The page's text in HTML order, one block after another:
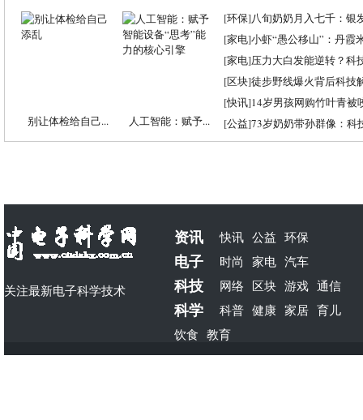
别让体检给自己... 人工智能：赋予...
[环保]八旬奶奶月入七千：银
[家电]小虾“愚公移山”：丹霞
[家电]压力大白发能逆转？科
[区块]徒步野线爆火背后科技
[快讯]14岁男孩网购竹叶青被
[公益]73岁奶奶带孙群像：科
关注最新电子科学技术
资讯 快讯 公益 环保
电子 时尚 家电 汽车
科技 网络 区块 游戏 通信
科学 科普 健康 家居 育儿
饮食 教育